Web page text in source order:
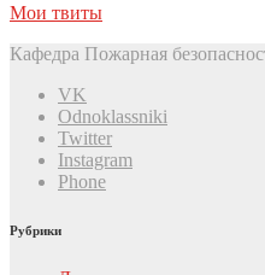
Мои твиты
Кафедра Пожарная
VK
Odnoklassniki
Twitter
Instagram
Phone
Рубрики